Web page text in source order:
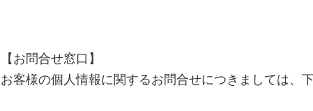
【お問合せ窓口】
お客様の個人情報に関するお問合せにつきましては、